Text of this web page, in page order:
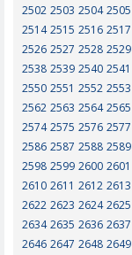
2502 2503 2504 2505
2514 2515 2516 2517
2526 2527 2528 2529
2538 2539 2540 2541
2550 2551 2552 2553
2562 2563 2564 2565
2574 2575 2576 2577
2586 2587 2588 2589
2598 2599 2600 2601
2610 2611 2612 2613
2622 2623 2624 2625
2634 2635 2636 2637
2646 2647 2648 2649